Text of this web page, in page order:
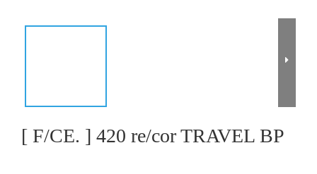
[ F/CE. ] 420 re/cor TRAVEL BP